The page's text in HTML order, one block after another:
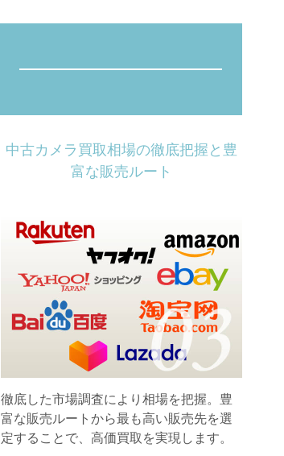
中古カメラ買取相場の徹底把握と豊
富な販売ルート
徹底した市場調査により相場を把握。豊
富な販売ルートから最も高い販売先を選
定することで、高価買取を実現します。